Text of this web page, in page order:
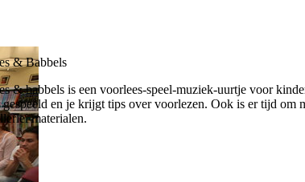
& Babbels
& babbels is een voorlees-speel-muziek-uurtje voor
en je krijgt tips over voorlezen. Ook is er tijd om
materialen.